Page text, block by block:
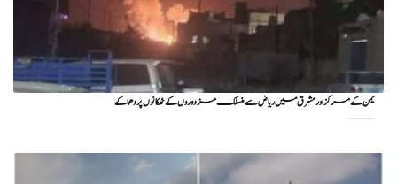
یمن کے مرکز اور مشرق میں ریاض سے منسلک مزدوروں کے ٹھکانوں پر دھماکے